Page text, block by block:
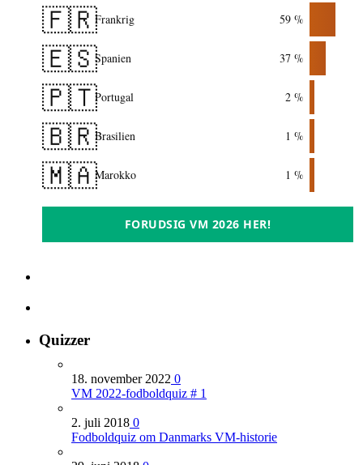
🇫🇷Frankrig 59 %
🇪🇸Spanien 37 %
🇵🇹Portugal 2 %
🇧🇷Brasilien 1 %
🇲🇦Marokko 1 %
FORUDSIG VM 2026 HER!
Quizzer
18. november 2022 0
VM 2022-fodboldquiz # 1
2. juli 2018 0
Fodboldquiz om Danmarks VM-historie